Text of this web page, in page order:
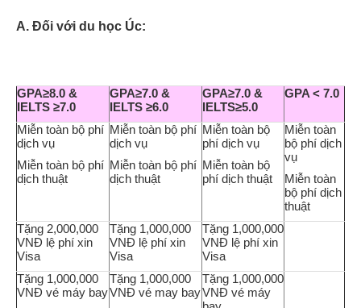
A. Đối với du học Úc:
GPA≥8.0 &
IELTS ≥7.0
GPA≥7.0 &
IELTS ≥6.0
GPA≥7.0 &
IELTS≥5.0
GPA < 7.0
Miễn toàn bộ phí
dịch vụ
Miễn toàn bộ phí
dịch thuật
Miễn toàn bộ phí
dịch vụ
Miễn toàn bộ phí
dịch thuật
Miễn toàn bộ
phí dịch vụ
Miễn toàn bộ
phí dịch thuật
Miễn toàn
bộ phí dịch
vụ
Miễn toàn
bộ phí dịch
thuật
Tặng 2,000,000
VNĐ lệ phí xin
Visa
Tặng 1,000,000
VNĐ lệ phí xin
Visa
Tặng 1,000,000
VNĐ lệ phí xin
Visa
Tặng 1,000,000
VNĐ vé máy bay
Tặng 1,000,000
VNĐ vé may bay
Tặng 1,000,000
VNĐ vé máy